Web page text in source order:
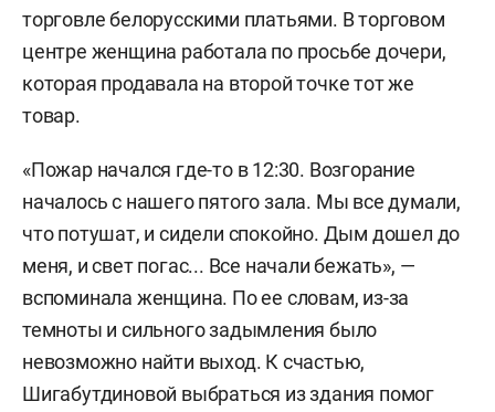
торговле белорусскими платьями. В торговом
центре женщина работала по просьбе дочери,
которая продавала на второй точке тот же
товар.
«Пожар начался где-то в 12:30. Возгорание
началось с нашего пятого зала. Мы все думали,
что потушат, и сидели спокойно. Дым дошел до
меня, и свет погас... Все начали бежать», —
вспоминала женщина. По ее словам, из-за
темноты и сильного задымления было
невозможно найти выход. К счастью,
Шигабутдиновой выбраться из здания помог